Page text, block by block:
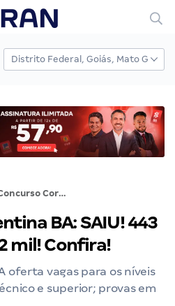
Concurso Correntina BA: SAIU! 443 vagas! Até R$ 12 mil! Confira!
BA: SAIU! 443
mil! Confira!
oferta vagas para os níveis
e superior; provas em